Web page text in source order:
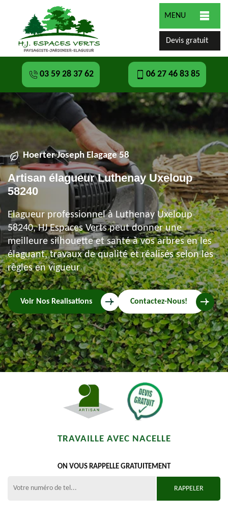
MENU
Devis gratuit
03 59 28 37 62 06 27 46 83 85
Hoerter Joseph Elagage 58
Artisan élagueur Luthenay Uxeloup
58240
Elagueur professionnel à Luthenay Uxeloup
58240, HJ Espaces Verts peut donner une
meilleure silhouette et santé à vos arbres en les
élaguant, travaux de qualité et réalisés selon les
règles en vigueur
Voir Nos Realisations Contactez-Nous!
TRAVAILLE AVEC NACELLE
ON VOUS RAPPELLE GRATUITEMENT